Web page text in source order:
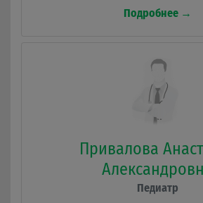
клапана, инфаркт и последствия
в спине, тромбозы и
Подробнее →
Привалова
Педиатр